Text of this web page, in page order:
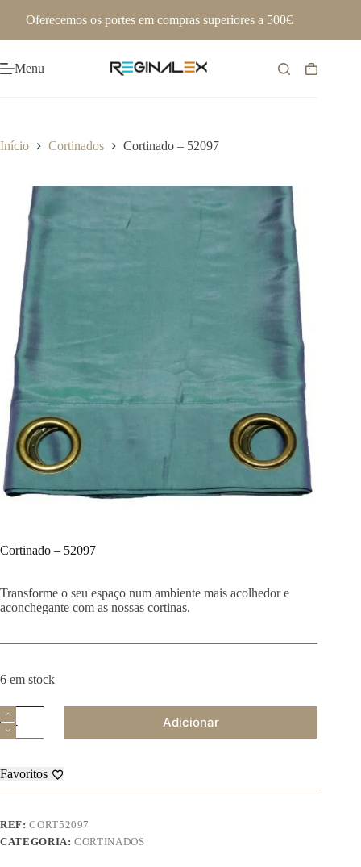
Oferecemos os portes em compras superiores a 500€
Menu
Carrinho
Início Cortinados Cortinado – 52097
Cortinado – 52097
Transforme o seu espaço num ambiente mais acolhedor e
aconchegante com as nossas cortinas.
6 em stock
Quantidade
de
Cortinado
52097
Adicionar
Favoritos
REF:CORT52097
CATEGORIA:CORTINADOS